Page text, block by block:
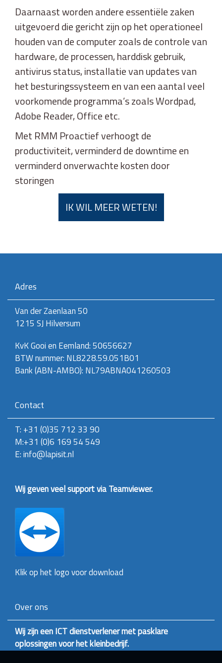
Daarnaast worden andere essentiële zaken
uitgevoerd die gericht zijn op het operationeel
houden van de computer zoals de controle van
hardware, de processen, harddisk gebruik,
antivirus status, installatie van updates van
het besturingssysteem en van een aantal veel
voorkomende programma’s zoals Wordpad,
Adobe Reader, Office etc.
Met RMM Proactief verhoogt de
productiviteit, verminderd de downtime en
verminderd onverwachte kosten door
storingen
IK WIL MEER WETEN!
Adres
Van der Zaenlaan 50
1215 SJ Hilversum
KvK Gooi en Eemland: 50656627
BTW nummer: NL8228.59.051B01
Bank (ABN-AMBO): NL79ABNA041260503
Contact
T: +31 (0)35 712 33 90
M:+31 (0)6 169 54 549
E: info@lapisit.nl
Wij geven veel support via Teamviewer.
Klik op het logo voor download
Over ons
Wij zijn een ICT dienstverlener met pasklare
oplossingen voor het kleinbedrijf.